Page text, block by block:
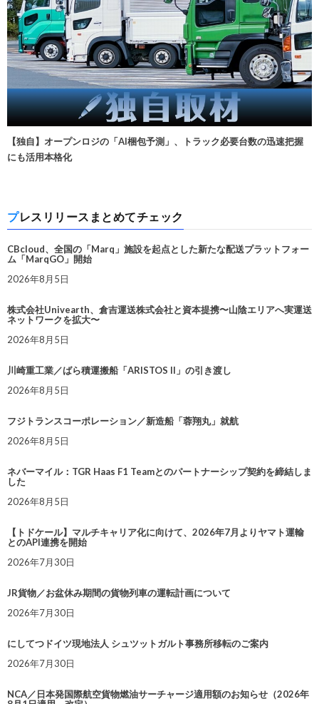
【独自】オープンロジの「AI梱包予測」、トラック必要台数の迅速把握
にも活用本格化
プレスリリースまとめてチェック
CBcloud、全国の「Marq」施設を起点とした新たな配送プラットフォー
ム「MarqGO」開始
2026年8月5日
株式会社Univearth、倉吉運送株式会社と資本提携〜山陰エリアへ実運送
ネットワークを拡大〜
2026年8月5日
川崎重工業／ばら積運搬船「ARISTOS II」の引き渡し
2026年8月5日
フジトランスコーポレーション／新造船「蓉翔丸」就航
2026年8月5日
ネバーマイル：TGR Haas F1 Teamとのパートナーシップ契約を締結しま
した
2026年8月5日
【トドケール】マルチキャリア化に向けて、2026年7月よりヤマト運輸
とのAPI連携を開始
2026年7月30日
JR貨物／お盆休み期間の貨物列車の運転計画について
2026年7月30日
にしてつドイツ現地法人 シュツットガルト事務所移転のご案内
2026年7月30日
NCA／日本発国際航空貨物燃油サーチャージ適用額のお知らせ（2026年